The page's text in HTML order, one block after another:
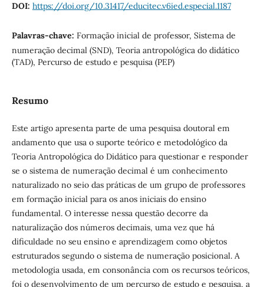
DOI: https://doi.org/10.31417/educitec.v6ied.especial.1187
Palavras-chave: Formação inicial de professor, Sistema de
numeração decimal (SND), Teoria antropológica do didático
(TAD), Percurso de estudo e pesquisa (PEP)
Resumo
Este artigo apresenta parte de uma pesquisa doutoral em
andamento que usa o suporte teórico e metodológico da
Teoria Antropológica do Didático para questionar e responder
se o sistema de numeração decimal é um conhecimento
naturalizado no seio das práticas de um grupo de professores
em formação inicial para os anos iniciais do ensino
fundamental. O interesse nessa questão decorre da
naturalização dos números decimais, uma vez que há
dificuldade no seu ensino e aprendizagem como objetos
estruturados segundo o sistema de numeração posicional. A
metodologia usada, em consonância com os recursos teóricos,
foi o desenvolvimento de um percurso de estudo e pesquisa, a